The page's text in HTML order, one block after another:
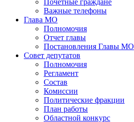
Почетные граждане
Важные телефоны
Глава МО
Полномочия
Отчет главы
Постановления Главы МО
Совет депутатов
Полномочия
Регламент
Состав
Комиссии
Политические фракции
План работы
Областной конкурс